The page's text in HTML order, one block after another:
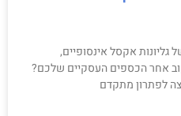
אקסל אינסופיים,
אחר הכספים העסקיים שלכם?
לפתרון מתקדם